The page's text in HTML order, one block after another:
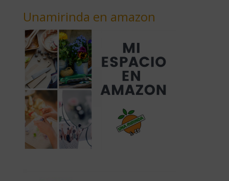
Unamirinda en amazon